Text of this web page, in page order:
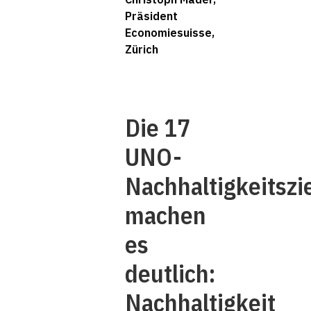
Präsident
Economiesuisse,
Zürich
Die 17
UNO-
machen
es
deutlich:
Nachhaltigkeit